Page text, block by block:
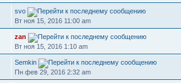
svo
Вт ноя 15, 2016 11:00 am
zan
Вт ноя 15, 2016 1:10 am
Semkin
Пн фев 29, 2016 2:32 am